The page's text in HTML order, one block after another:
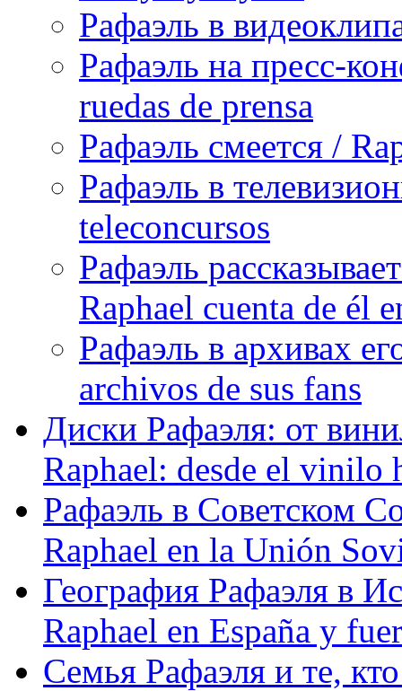
Рафаэль в
Рафаэль на пресс-
ruedas de prensa
Рафаэль смеется /
Рафаэль в
teleconcursos
Рафаэль
Raphael cuenta de él
Рафаэль в архивах
archivos de sus fans
Диски Рафаэля: от
Raphael: desde el vinilo
Рафаэль в Советском
Raphael en la Unión
География Рафаэля в
Raphael en España y
Семья Рафаэля и те,